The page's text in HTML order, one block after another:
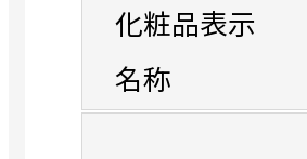
化粧品表示
名称